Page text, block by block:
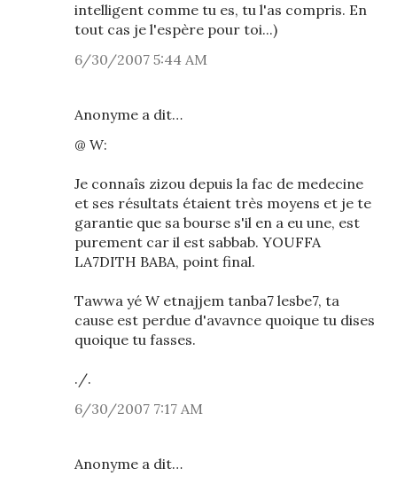
intelligent comme tu es, tu l'as compris. En
tout cas je l'espère pour toi...)
6/30/2007 5:44 AM
Anonyme a dit…
@ W:
Je connaîs zizou depuis la fac de medecine
et ses résultats étaient très moyens et je te
garantie que sa bourse s'il en a eu une, est
purement car il est sabbab. YOUFFA
LA7DITH BABA, point final.
Tawwa yé W etnajjem tanba7 lesbe7, ta
cause est perdue d'avavnce quoique tu dises
quoique tu fasses.
./.
6/30/2007 7:17 AM
Anonyme a dit…